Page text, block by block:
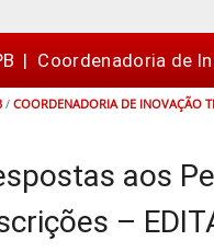
| Coordenadoria de
/ COORDENADORIA DE INOVAÇÃO
aos
–